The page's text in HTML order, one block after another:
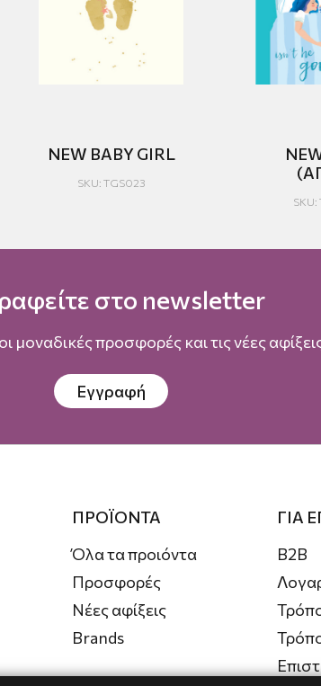
NEW BABY GIRL
SKU: TGS023
στο newsletter
μοναδικές προσφορές και τις νέες
Εγγραφή
ΠΡΟΪΟΝΤΑ
Όλα τα προιόντα
Προσφορές
Νέες αφίξεις
Brands
ΓΙΑ
B2B